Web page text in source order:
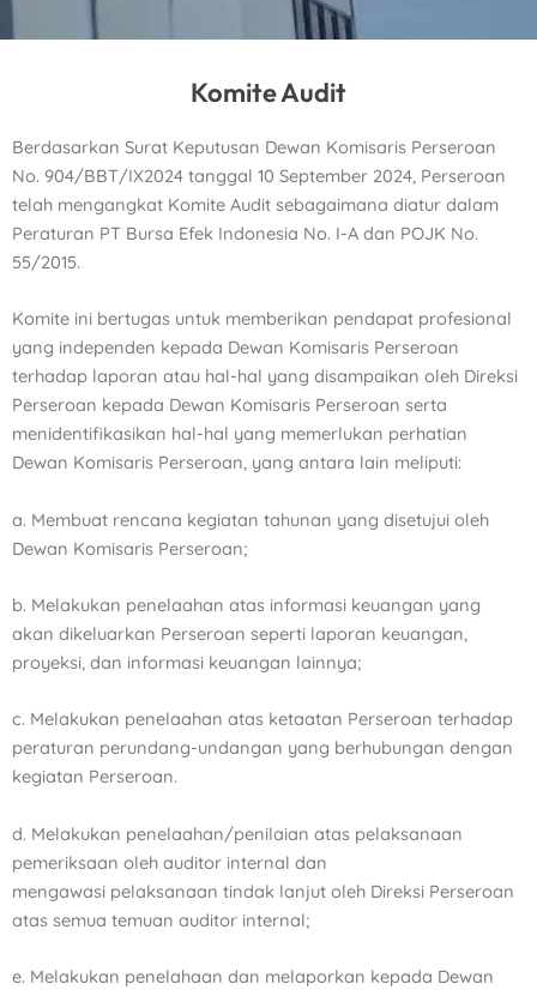
Komite Audit
Berdasarkan Surat Keputusan Dewan Komisaris Perseroan
No. 904/BBT/IX2024 tanggal 10 September 2024, Perseroan
telah mengangkat Komite Audit sebagaimana diatur dalam
Peraturan PT Bursa Efek Indonesia No. I-A dan POJK No.
55/2015.
Komite ini bertugas untuk memberikan pendapat profesional
yang independen kepada Dewan Komisaris Perseroan
terhadap laporan atau hal-hal yang disampaikan oleh Direksi
Perseroan kepada Dewan Komisaris Perseroan serta
menidentifikasikan hal-hal yang memerlukan perhatian
Dewan Komisaris Perseroan, yang antara lain meliputi:
a. Membuat rencana kegiatan tahunan yang disetujui oleh
Dewan Komisaris Perseroan;
b. Melakukan penelaahan atas informasi keuangan yang
akan dikeluarkan Perseroan seperti laporan keuangan,
proyeksi, dan informasi keuangan lainnya;
c. Melakukan penelaahan atas ketaatan Perseroan terhadap
peraturan perundang-undangan yang berhubungan dengan
kegiatan Perseroan.
d. Melakukan penelaahan/penilaian atas pelaksanaan
pemeriksaan oleh auditor internal dan
mengawasi pelaksanaan tindak lanjut oleh Direksi Perseroan
atas semua temuan auditor internal;
e. Melakukan penelahaan dan melaporkan kepada Dewan